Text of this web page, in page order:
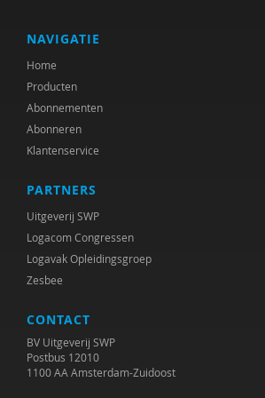
Frederik Smit
Jan van Dam
Caroline Vink
Ido Weijers
Marco Zuidam
NAVIGATIE
Home
Producten
Abonnementen
Abonneren
Klantenservice
PARTNERS
Uitgeverij SWP
Logacom Congressen
Logavak Opleidingsgroep
Zesbee
CONTACT
BV Uitgeverij SWP
Postbus 12010
1100 AA Amsterdam-Zuidoost